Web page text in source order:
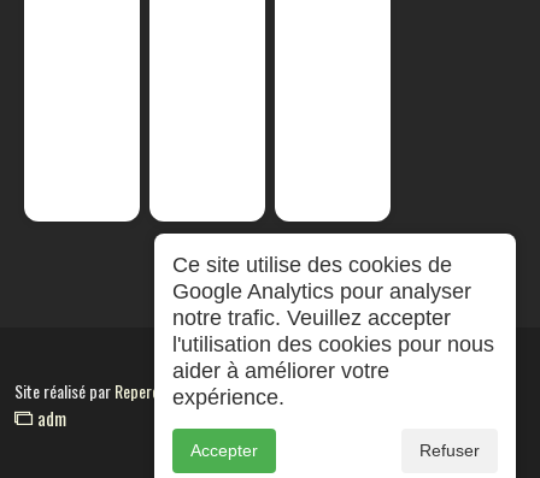
Site réalisé parRepereCom
adm
Ce site utilise des cookies de
Google Analytics pour analyser
notre trafic. Veuillez accepter
l'utilisation des cookies pour nous
aider à améliorer votre
expérience.
Accepter Refuser